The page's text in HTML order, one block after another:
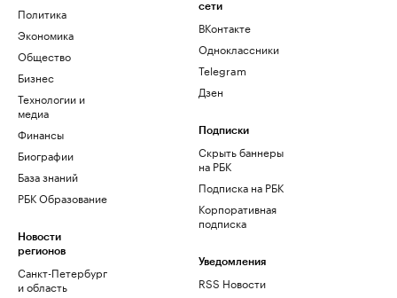
Политика
Экономика
Общество
Бизнес
Технологии и
медиа
Финансы
Биографии
База знаний
РБК Образование
Новости
регионов
Санкт-Петербург
и область
сети
ВКонтакте
Одноклассники
Telegram
Дзен
Подписки
Скрыть баннеры
на РБК
Подписка на РБК
Корпоративная
подписка
Уведомления
RSS Новости